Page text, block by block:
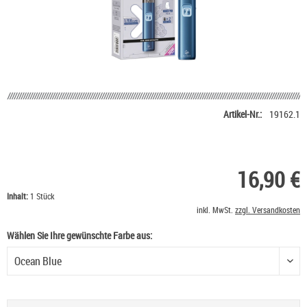
Artikel-Nr.: 19162.1
16,90 €
Inhalt:1 Stück
inkl. MwSt. zzgl. Versandkosten
Wählen Sie Ihre gewünschte Farbe aus: